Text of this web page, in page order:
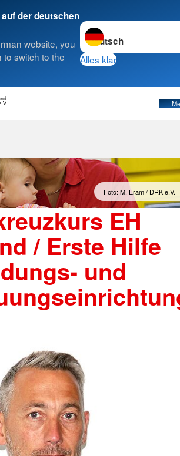
der deutschen
website, you
switch to the
Sprache wechseln zu
Alles klar
Foto: M. Eram / DRK e.V.
EH
/ Erste Hilfe
und